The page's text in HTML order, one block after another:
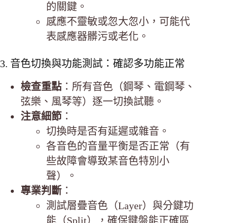
的關鍵。
感應不靈敏或忽大忽小，可能代
表感應器髒污或老化。
3. 音色切換與功能測試：確認多功能正常
檢查重點 ：所有音色（鋼琴、電鋼琴、
弦樂、風琴等）逐一切換試聽。
注意細節 ：
切換時是否有延遲或雜音。
各音色的音量平衡是否正常（有
些故障會導致某音色特別小
聲）。
專業判斷 ：
測試層疊音色（Layer）與分鍵功
能（Split），確保鍵盤能正確區